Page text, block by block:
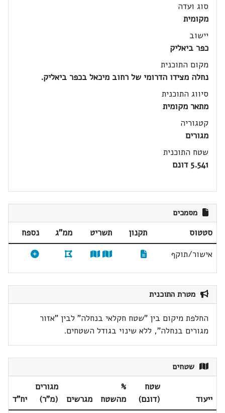
סוג ועדה
מקומית
יישוב
כפר ביאליק
מקום התוכנית
נחלה מצידו הדרומי של רחוב מיכאל בכפר ביאליק.
סיווג התוכנית
מתאר מקומית
קטגוריה
מגורים
שטח התוכנית
5.541 דונם
מסמכים
סטטוס תקנון תשריט ממ"ג
נספח
אישור/תוקף
מטרת התוכנית
החלפת מיקום בין "שטח חקלאי בנחלה" לבין "אזור
מגורים בנחלה", ללא שינוי בגודל השטחים.
שטחים
ייעוד
שטח
(דונם)
%
מהשטח
מגרשים
מגורים
(מ"ר)
יח"ד